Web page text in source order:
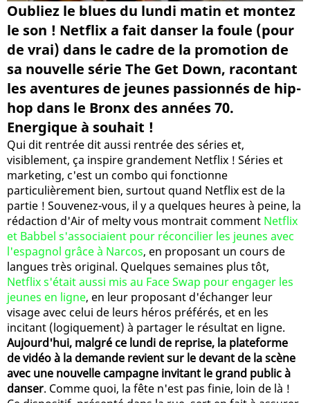
Oubliez le blues du lundi matin et montez
le son ! Netflix a fait danser la foule (pour
de vrai) dans le cadre de la promotion de
sa nouvelle série The Get Down, racontant
les aventures de jeunes passionnés de hip-
hop dans le Bronx des années 70.
Energique à souhait !
Qui dit rentrée dit aussi rentrée des séries et,
visiblement, ça inspire grandement Netflix ! Séries et
marketing, c'est un combo qui fonctionne
particulièrement bien, surtout quand Netflix est de la
partie ! Souvenez-vous, il y a quelques heures à peine, la
rédaction d'Air of melty vous montrait comment Netflix
et Babbel s'associaient pour réconcilier les jeunes avec
l'espagnol grâce à Narcos, en proposant un cours de
langues très original. Quelques semaines plus tôt,
Netflix s'était aussi mis au Face Swap pour engager les
jeunes en ligne, en leur proposant d'échanger leur
visage avec celui de leurs héros préférés, et en les
incitant (logiquement) à partager le résultat en ligne.
Aujourd'hui, malgré ce lundi de reprise, la plateforme
de vidéo à la demande revient sur le devant de la scène
avec une nouvelle campagne invitant le grand public à
danser. Comme quoi, la fête n'est pas finie, loin de là !